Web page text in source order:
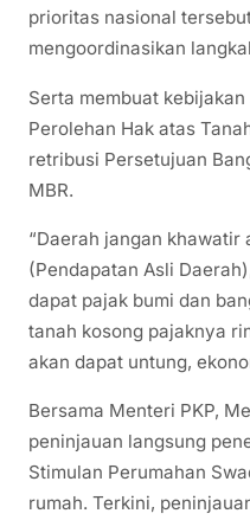
prioritas nasional
mengoordinasikan
Serta membuat
Perolehan Hak atas
retribusi Persetujuan
MBR.
“Daerah jangan khawatir
(Pendapatan Asli
dapat pajak bumi dan
tanah kosong pajaknya
akan dapat untung,
Bersama Menteri PKP,
peninjauan langsung
Stimulan Perumahan
rumah. Terkini,